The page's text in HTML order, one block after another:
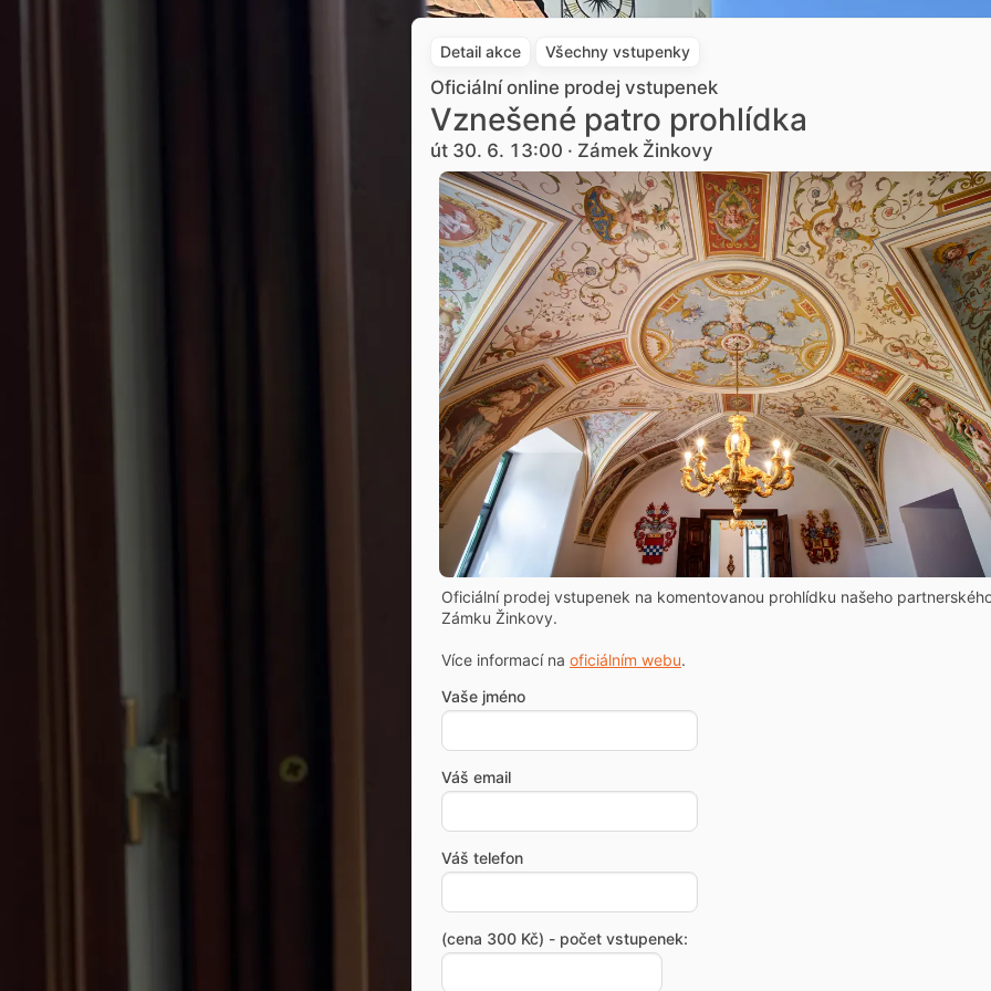
Detail akce Všechny vstupenky
Oficiální online prodej vstupenek
Vznešené patro prohlídka
út 30. 6. 13:00 · Zámek Žinkovy
Oficiální prodej vstupenek na komentovanou prohlídku našeho
Zámku Žinkovy.
Více informací na oficiálním webu.
Vaše jméno
Váš email
Váš telefon
(cena 300 Kč) - počet vstupenek: